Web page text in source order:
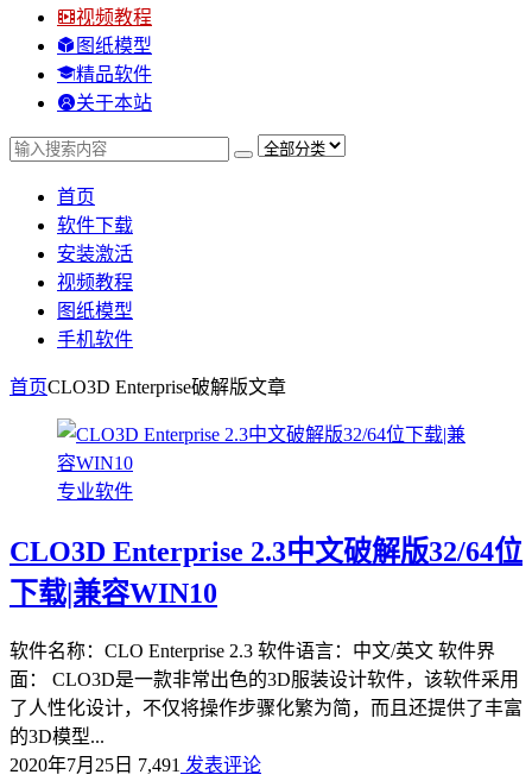
视频教程
图纸模型
精品软件
关于本站
首页
软件下载
安装激活
视频教程
图纸模型
手机软件
首页CLO3D Enterprise破解版文章
专业软件
CLO3D Enterprise 2.3中文破解版32/64位
下载|兼容WIN10
软件名称：CLO Enterprise 2.3 软件语言：中文/英文 软件界
面： CLO3D是一款非常出色的3D服装设计软件，该软件采用
了人性化设计，不仅将操作步骤化繁为简，而且还提供了丰富
的3D模型...
2020年7月25日 7,491 发表评论